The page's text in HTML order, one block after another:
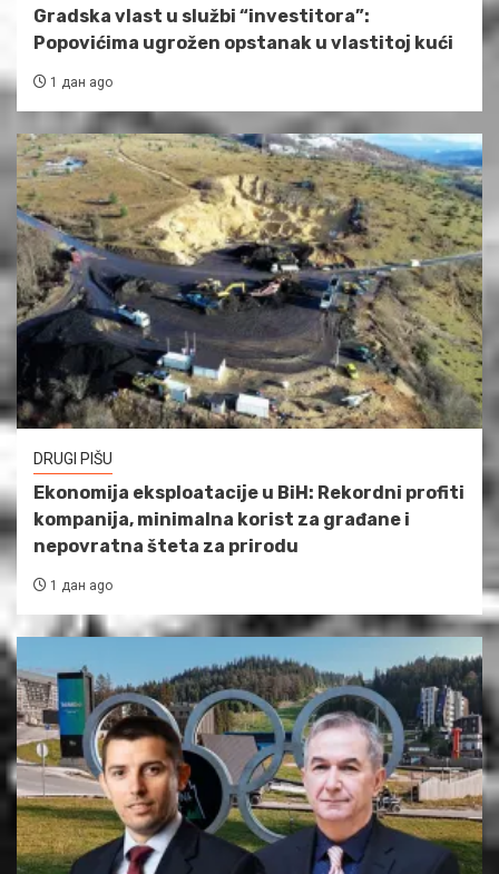
Gradska vlast u službi “investitora”:
Popovićima ugrožen opstanak u vlastitoj kući
1 дан ago
DRUGI PIŠU
Ekonomija eksploatacije u BiH: Rekordni profiti
kompanija, minimalna korist za građane i
nepovratna šteta za prirodu
1 дан ago